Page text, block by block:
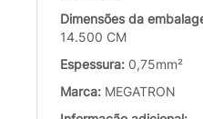
Dimensões da
14.500 CM
Espessura: 0,75mm²
Marca: MEGATRON